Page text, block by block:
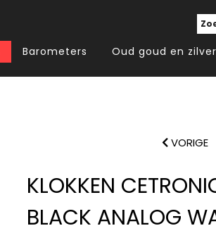
Barometers Oud goud en zilver
VORIGE
KLOKKEN
BLACK ANALOG